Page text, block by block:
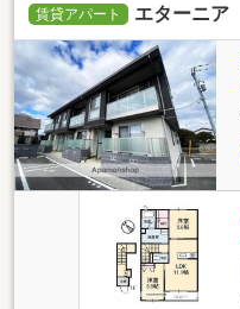
賃貸アパート エターニア